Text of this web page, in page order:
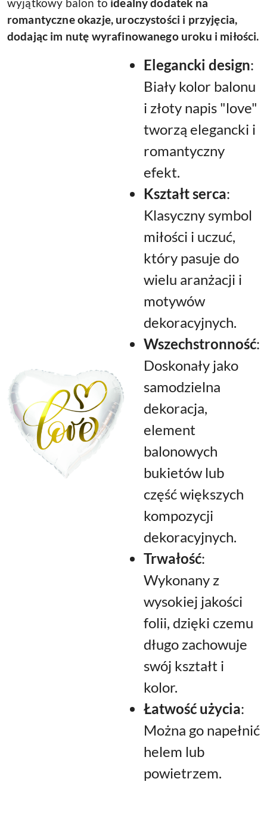
wyjątkowy balon to idealny dodatek na
romantyczne okazje, uroczystości i przyjęcia,
dodając im nutę wyrafinowanego uroku i miłości.
Elegancki design:
Biały kolor balonu
i złoty napis "love"
tworzą elegancki i
romantyczny
efekt.
Kształt serca:
Klasyczny symbol
miłości i uczuć,
który pasuje do
wielu aranżacji i
motywów
dekoracyjnych.
Wszechstronność:
Doskonały jako
samodzielna
dekoracja,
element
balonowych
bukietów lub
część większych
kompozycji
dekoracyjnych.
Trwałość:
Wykonany z
wysokiej jakości
folii, dzięki czemu
długo zachowuje
swój kształt i
kolor.
Łatwość użycia:
Można go napełnić
helem lub
powietrzem.